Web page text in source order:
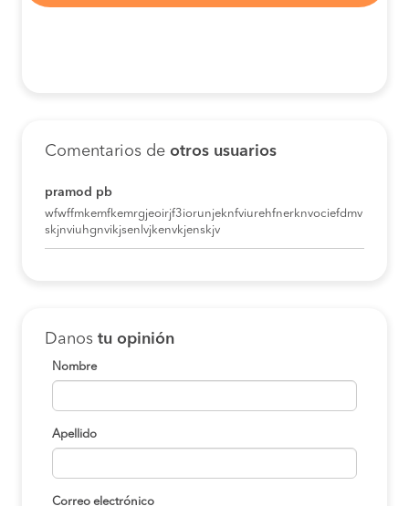
Comentarios de otros usuarios
pramod pb
wfwffmkemfkemrgjeoirjf3iorunjeknfviurehfnerknvociefdmv
skjnviuhgnvikjsenlvjkenvkjenskjv
Danos tu opinión
Nombre
Apellido
Correo electrónico